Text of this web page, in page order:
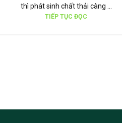
thì phát sinh chất thải càng ...
TIẾP TỤC ĐỌC